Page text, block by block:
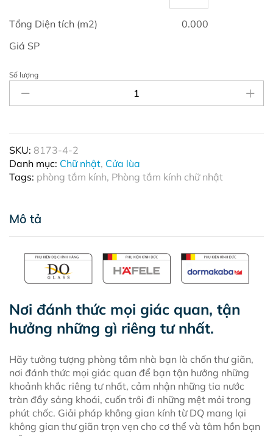
Tổng Diện tích (m2)
0.000
Giá SP
SL
Phòng
tắm
chữ
nhật
Cửa
lùa/Cửa
trượt
Phụ
kiện
Inox
304
Số lượng
SKU: 8173-4-2
Danh mục: Chữ nhật, Cửa lùa
Tags: phòng tắm kính, Phòng tắm kính chữ nhật
Mô tả
Nơi đánh thức mọi giác quan, tận
hưởng những gì riêng tư nhất.
Hãy tưởng tượng phòng tắm nhà bạn là chốn thư giãn,
nơi đánh thức mọi giác quan để bạn tận hưởng những
khoảnh khắc riêng tư nhất, cảm nhận những tia nước
tràn đầy sảng khoái, cuốn trôi đi những mệt mỏi trong
phút chốc. Giải pháp không gian kính từ DQ mang lại
không gian thư giãn trọn vẹn cho cơ thể và tâm hồn bạn